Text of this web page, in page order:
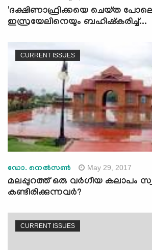
'ദക്ഷിണാഫ്രിക്കയെ ചെയ്ത
ഇസ്രയേലിനെയും ബഹിഷ്‌കരിച്ച്...
CURRENT ISSUES
ഡോ. നെല്‍സണ്‍ May 29, 2017
മലപ്പുറത്ത് ഒരു വര്‍ഗീയ കലാപം
കണ്ടിരിക്കുന്നവര്‍?
CURRENT ISSUES